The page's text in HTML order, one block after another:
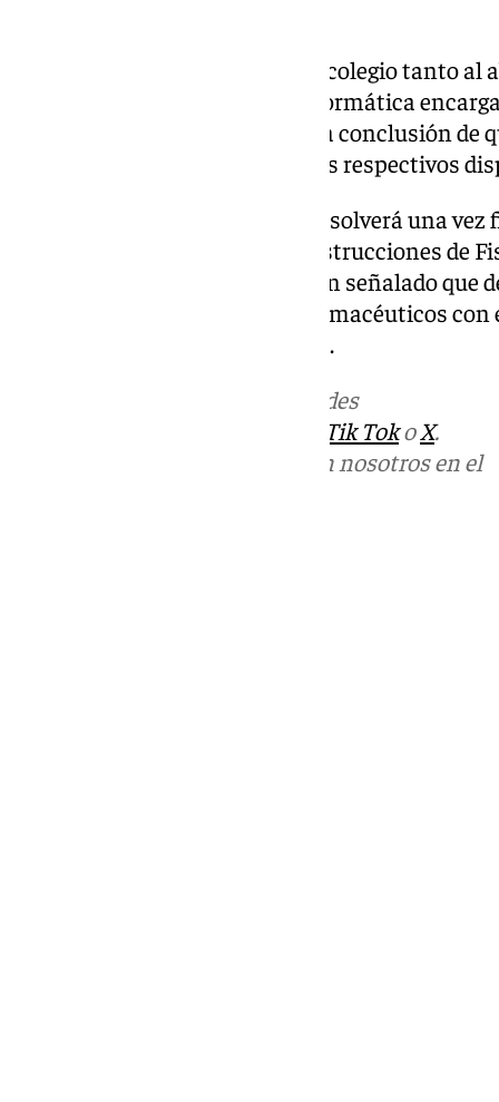
Las consultas realizadas por el colegio tanto al
de datos como a la empresa informática
base de datos colegial llevan a la conclusión
haber finalizado la sesión en sus respectivos
«No obstante este término se resolverá una
policía judicial siguiendo las instrucciones de
institución colegial, quienes han señalado que
continuo contacto con el de Farmacéuticos
relativas a las recetas privadas».
en las redes
Tik TokoX.
Puedes ponerte en contacto con nosotros en el